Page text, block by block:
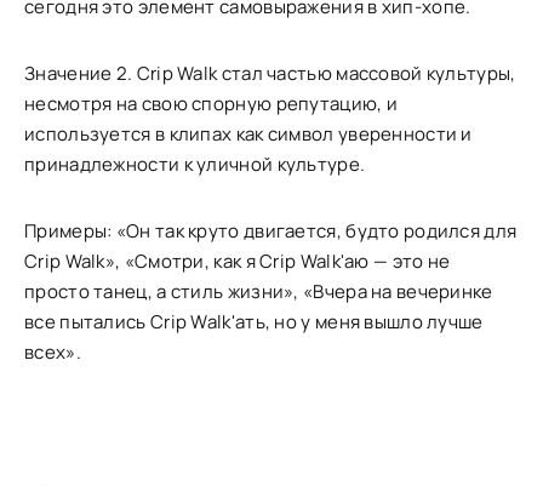
сегодня это элемент самовыражения в хип-хопе.
Значение 2. Crip Walk стал частью массовой культуры,
несмотря на свою спорную репутацию, и
используется в клипах как символ уверенности и
принадлежности к уличной культуре.
Примеры: «Он так круто двигается, будто родился для
Crip Walk», «Смотри, как я Crip Walk'аю — это не
просто танец, а стиль жизни», «Вчера на вечеринке
все пытались Crip Walk'ать, но у меня вышло лучше
всех».